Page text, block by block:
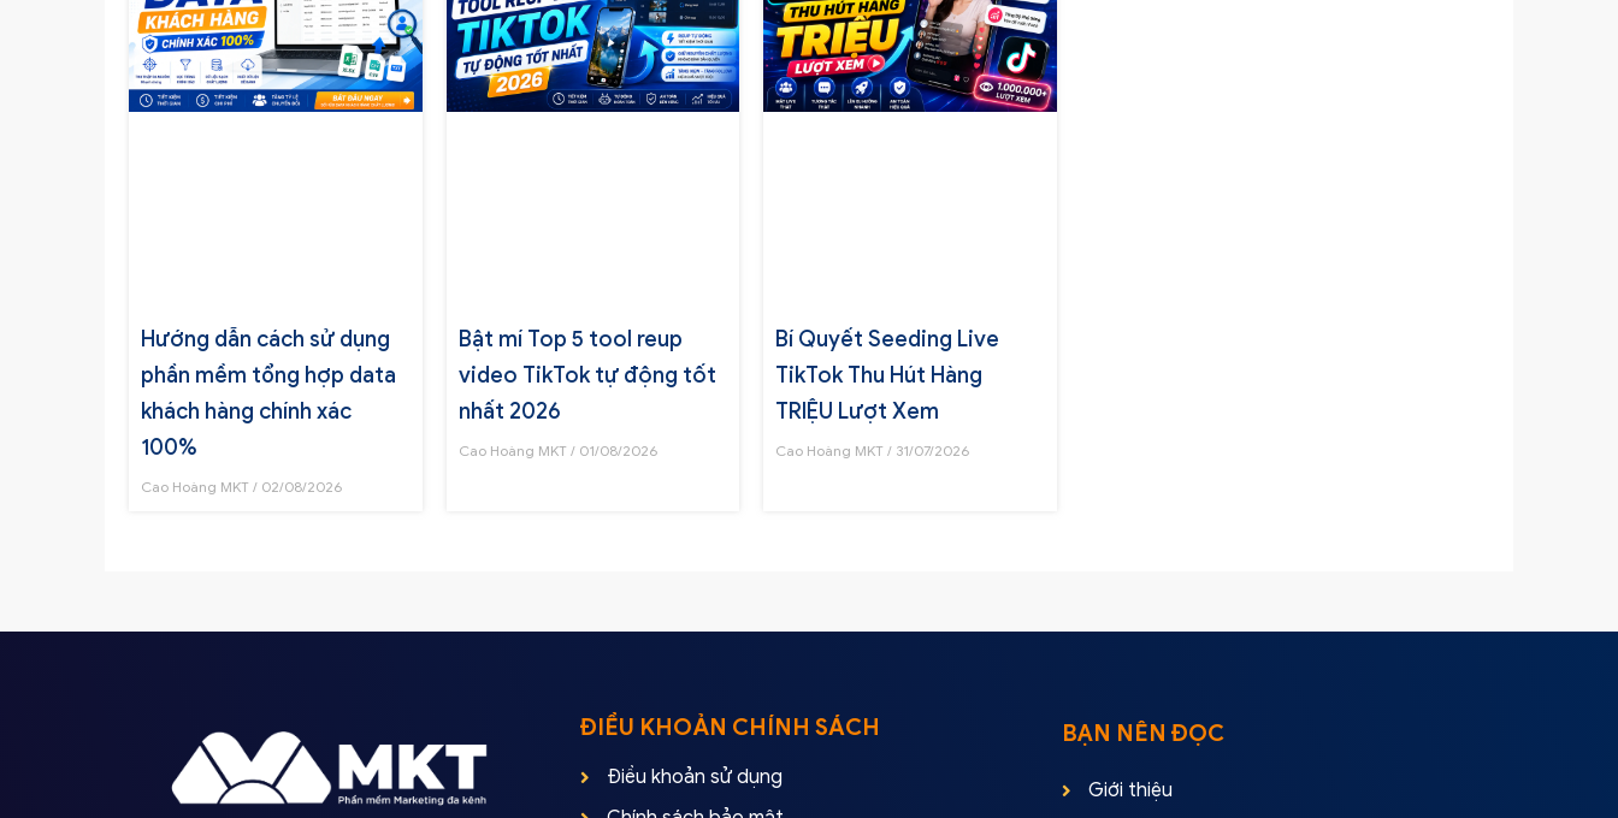
Hướng dẫn cách sử dụng
phần mềm tổng hợp data
khách hàng chính xác
100%
Cao Hoàng MKT 02/08/2026
Bật mí Top 5 tool reup
video TikTok tự động tốt
nhất 2026
Cao Hoàng MKT 01/08/2026
Bí Quyết Seeding Live
TikTok Thu Hút Hàng
TRIỆU Lượt Xem
Cao Hoàng MKT 31/07/2026
ĐIỀU KHOẢN CHÍNH SÁCH
Điều khoản sử dụng
BẠN NÊN ĐỌC
Giới thiệu